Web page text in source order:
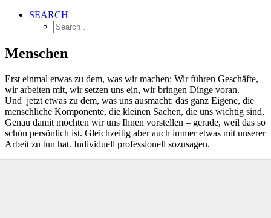
SEARCH
Menschen
Erst einmal etwas zu dem, was wir machen: Wir führen Geschäfte,
wir arbeiten mit, wir setzen uns ein, wir bringen Dinge voran.
Und jetzt etwas zu dem, was uns ausmacht: das ganz Eigene, die
menschliche Komponente, die kleinen Sachen, die uns wichtig sind.
Genau damit möchten wir uns Ihnen vorstellen – gerade, weil das so
schön persönlich ist. Gleichzeitig aber auch immer etwas mit unserer
Arbeit zu tun hat. Individuell professionell sozusagen.